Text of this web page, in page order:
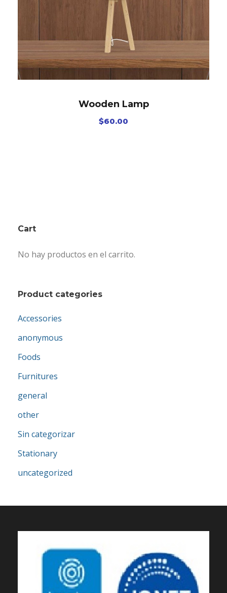
Wooden Lamp
$60.00
Cart
No hay productos en el carrito.
Product categories
Accessories
anonymous
Foods
Furnitures
general
other
Sin categorizar
Stationary
uncategorized